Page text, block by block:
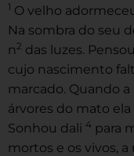
1 O velho
Na sombra do seu
n 2 das luzes.
cujo nascimento
marcado. Quando
árvores do mato
Sonhou dali 4 para
mortos e os vivos,